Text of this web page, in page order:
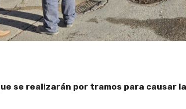
se realizarán por tramos para causar